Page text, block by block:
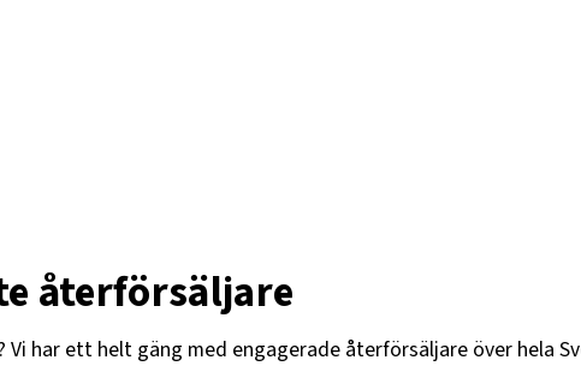
återförsäljare
Vi har ett helt gäng med engagerade återförsäljare över hela